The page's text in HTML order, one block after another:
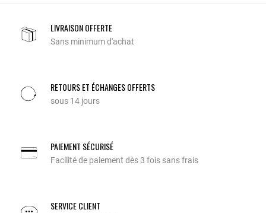
LIVRAISON OFFERTE
Sans minimum d'achat
RETOURS ET ÉCHANGES OFFERTS
sous 14 jours
PAIEMENT SÉCURISÉ
Facilité de paiement dès 3 fois sans frais
SERVICE CLIENT